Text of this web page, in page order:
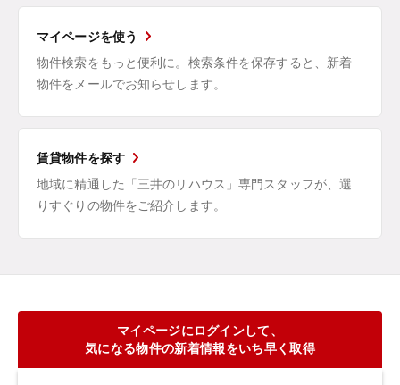
マイページを使う
物件検索をもっと便利に。検索条件を保存すると、新着
物件をメールでお知らせします。
賃貸物件を探す
地域に精通した「三井のリハウス」専門スタッフが、選
りすぐりの物件をご紹介します。
マイページにログインして、
気になる物件の新着情報をいち早く取得